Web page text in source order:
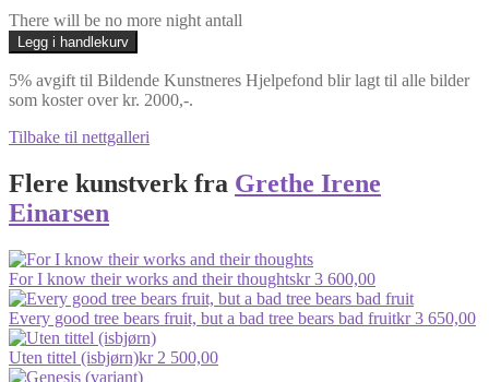
There will be no more night antall
Legg i handlekurv
5% avgift til Bildende Kunstneres Hjelpefond blir lagt til alle bilder
som koster over kr. 2000,-.
Tilbake til nettgalleri
Flere kunstverk fra Grethe Irene
Einarsen
For I know their works and their thoughtskr3 600,00
Every good tree bears fruit, but a bad tree bears bad fruitkr3 650,00
Uten tittel (isbjørn)kr2 500,00